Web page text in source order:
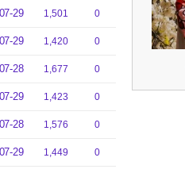
29 1,501 0
29 1,420 0
28 1,677 0
29 1,423 0
28 1,576 0
29 1,449 0